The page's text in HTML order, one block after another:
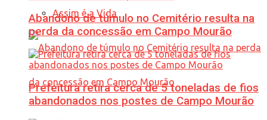
Assim é a Vida
Abandono de túmulo no Cemitério resulta na
perda da concessão em Campo Mourão
Prefeitura retira cerca de 5 toneladas de fios
abandonados nos postes de Campo Mourão